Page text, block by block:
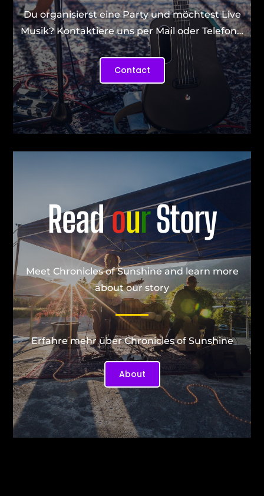
Du organisierst eine Party und möchtest Live
Musik? Kontaktiere uns per Mail oder Telefon…
Contact
ReadourStory
Meet Chronicles of Sunshine and learn more
about our story
Erfahre mehr über Chronicles of Sunshine
About